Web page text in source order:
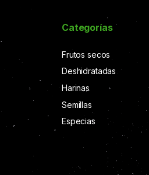
Categorías
Frutos secos
Deshidratadas
Harinas
Semillas
Especias